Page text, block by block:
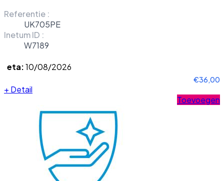
Referentie :
UK705PE
Inetum ID :
W7189
eta:10/08/2026
€36,00
+ Detail
Toevoegen